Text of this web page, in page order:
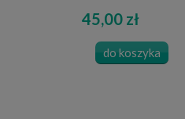
45,00 zł
do koszyka